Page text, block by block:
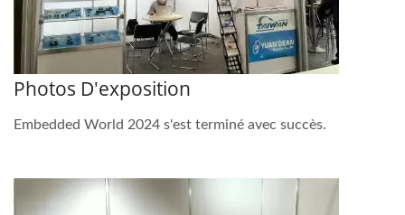
Photos D'exposition
Embedded World 2024 s'est terminé avec succès.